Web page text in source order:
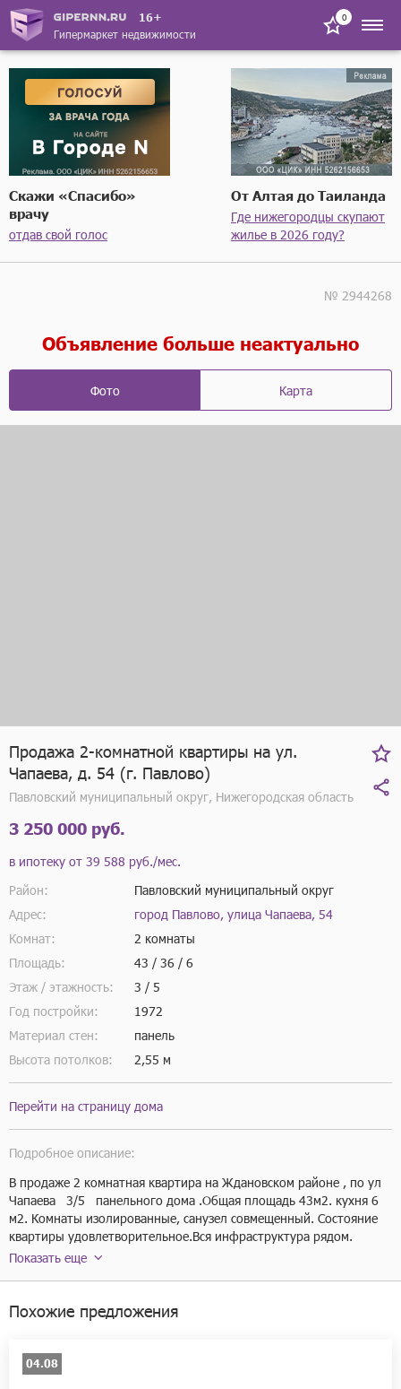
16+
Гипермаркет недвижимости
0
Скажи «Спасибо»
врачу
отдав свой голос
От Алтая до Таиланда
Где нижегородцы скупают
жилье в 2026 году?
№ 2944268
Объявление больше неактуально
Фото Карта
Продажа 2-комнатной квартиры на ул.
Чапаева, д. 54 (г. Павлово)
Павловский муниципальный округ, Нижегородская область
3 250 000 руб.
в ипотеку от 39 588 руб./мес.
Район:
Павловский муниципальный округ
Адрес:
город Павлово, улица Чапаева, 54
Комнат:
2 комнаты
Площадь:
43 / 36 / 6
Этаж / этажность:
3 / 5
Год постройки:
1972
Материал стен:
панель
Высота потолков:
2,55 м
Перейти на страницу дома
Подробное описание:
В продаже 2 комнатная квартира на Ждановском районе , по ул
Чапаева   3/5   панельного дома .Общая площадь 43м2. кухня 6
м2. Комнаты изолированные, санузел совмещенный. Состояние
квартиры удовлетворительное.Вся инфраструктура рядом.
Показать еще
Похожие предложения
04.08